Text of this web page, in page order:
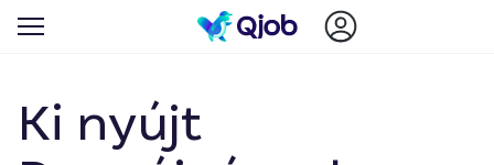
Ki nyújt